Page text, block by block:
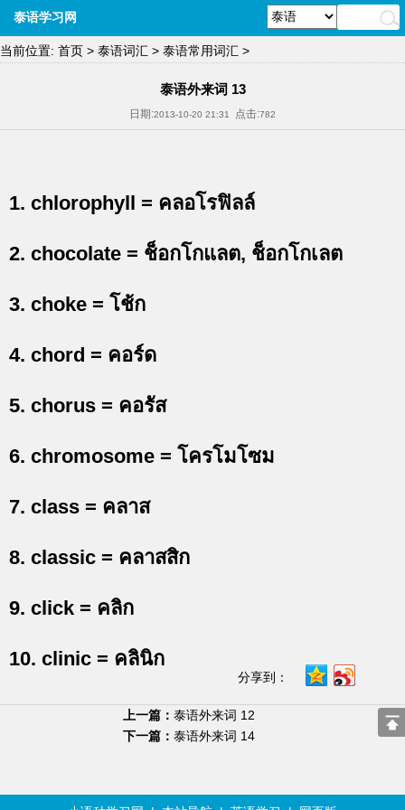
泰语学习网
当前位置: 首页 > 泰语词汇 > 泰语常用词汇 >
泰语外来词 13
日期:2013-10-20 21:31 点击:782
1. chlorophyll = คลอโรฟิลล์
2. chocolate = ช็อกโกแลต, ช็อกโกเลต
3. choke = โช้ก
4. chord = คอร์ด
5. chorus = คอรัส
6. chromosome = โครโมโซม
7. class = คลาส
8. classic = คลาสสิก
9. click = คลิก
10. clinic = คลินิก
分享到：
上一篇： 泰语外来词 12
下一篇： 泰语外来词 14